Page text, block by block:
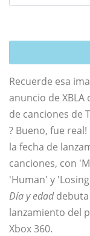
Recuerde esa
anuncio de
de canciones de
? Bueno, fue
la fecha de
canciones, con
'Human' y
Día y edaddebuta
lanzamiento del
Xbox 360.